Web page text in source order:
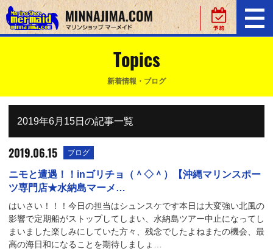
Topics
新着情報・ブログ
2019年6月15日の記事一覧
2019.06.15 ブログ
ニモと遭遇！！inゴリチョ（＾◇＾）【沖縄マリンスポー
ツ専門店★水納島マーメ…
はいさい！！！今日の担当はシュンスケです本日は大変強い北風の
影響で定期船がストップしてしまい、水納島ツアー中止になってし
まいました楽しみにしていた方々、残念でしたよねまたの機会、最
高の海日和になることを期待しましょ…